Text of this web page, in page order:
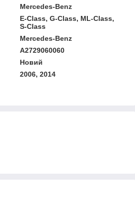
Mercedes-Benz
E-Class, G-Class, ML-Class,
S-Class
Mercedes-Benz
A2729060060
Новий
2006, 2014